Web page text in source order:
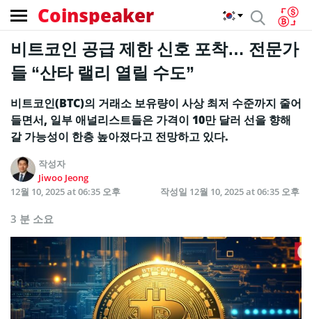
Coinspeaker
비트코인 공급 제한 신호 포착… 전문가
들 “산타 랠리 열릴 수도”
비트코인(BTC)의 거래소 보유량이 사상 최저 수준까지 줄어
들면서, 일부 애널리스트들은 가격이 10만 달러 선을 향해
갈 가능성이 한층 높아졌다고 전망하고 있다.
작성자
Jiwoo Jeong
12월 10, 2025 at 06:35 오후
작성일 12월 10, 2025 at 06:35 오후
3 분 소요